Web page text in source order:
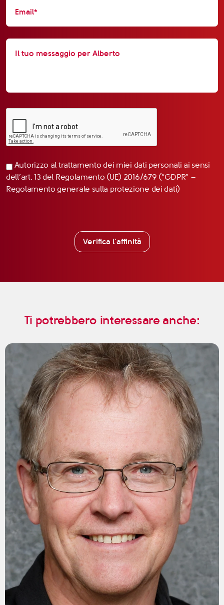
Autorizzo al trattamento dei miei dati personali ai sensi
dell’art. 13 del Regolamento (UE) 2016/679 (“GDPR” –
Regolamento generale sulla protezione dei dati)
Verifica l'affinità
Ti potrebbero interessare anche: